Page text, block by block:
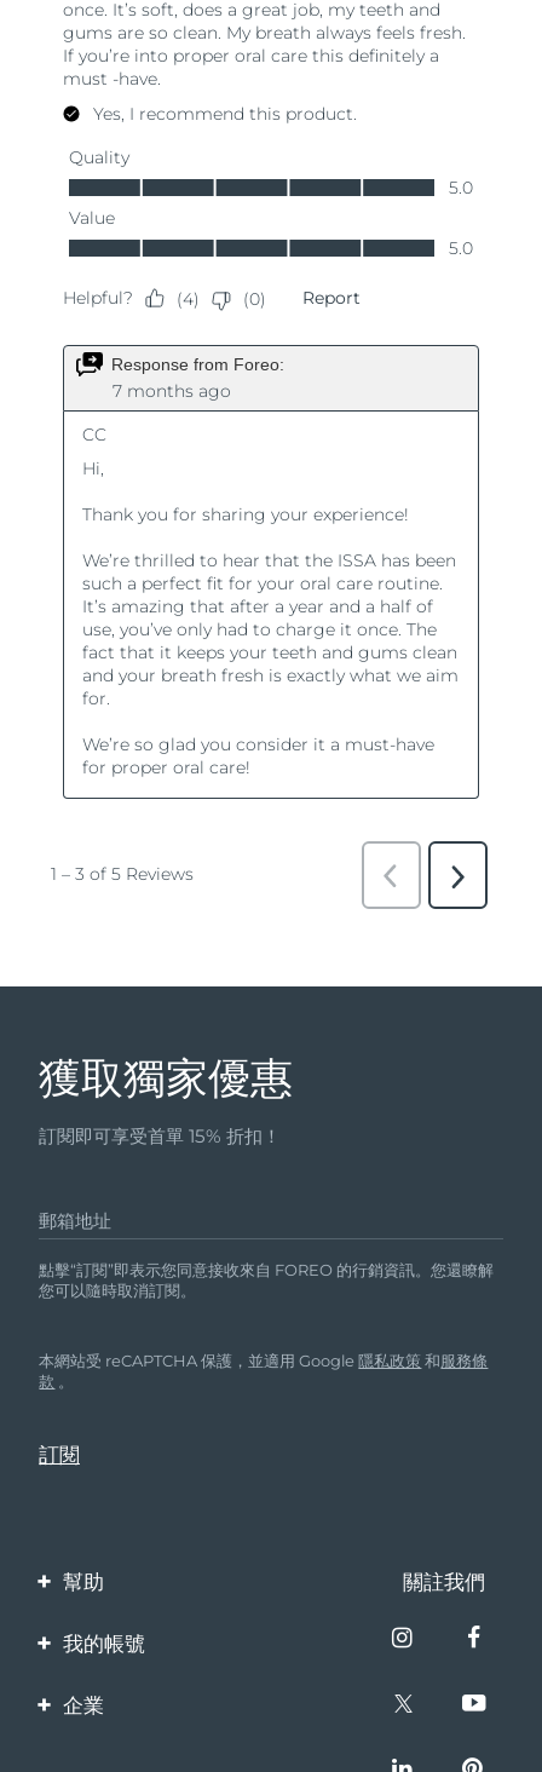
獲取獨家優惠
訂閱即可享受首單 15% 折扣！
郵箱地址
點擊“訂閱”即表示您同意接收來自 FOREO 的行銷資訊。您還瞭解
您可以隨時取消訂閱。
本網站受 reCAPTCHA 保護，並適用 Google隱私政策 和服務條
款 。
幫助
聯繫我們
關註我們
我的帳號
產品註冊
企業